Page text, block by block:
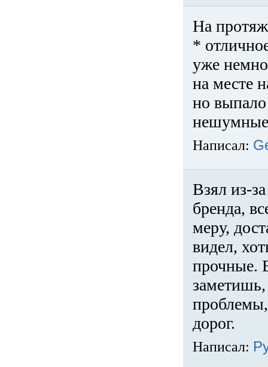
На
*
уже
на месте
но
нешумные
Написал:
Взял из-
бренда,
меру,
видел,
прочные.
проблемы,
дорог.
Написал: